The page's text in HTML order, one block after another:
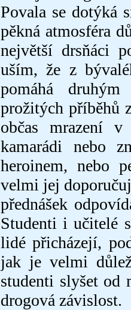
Povala se dotýká
pěkná atmosféra
největší drsňáci
uším, že z
pomáhá
prožitých příběhů
občas mrazení
kamarádi nebo
heroinem, nebo
velmi jej
přednášek
Studenti i učitelé
lidé přicházejí,
jak je velmi
studenti slyšet od
drogová závislost.